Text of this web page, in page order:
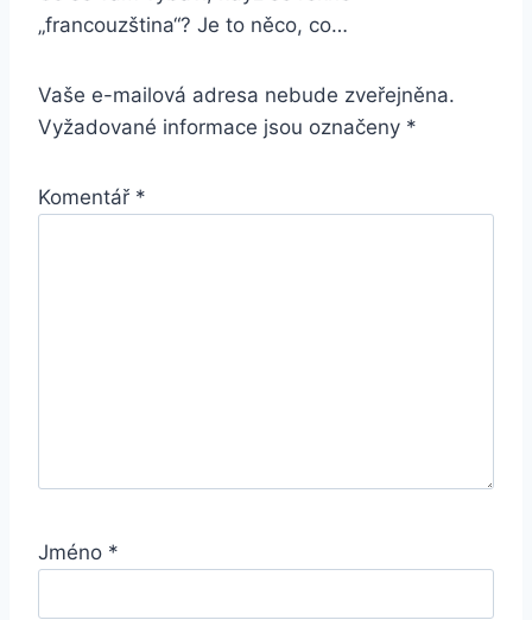
„francouzština“? Je to něco, co…
Vaše e-mailová adresa nebude zveřejněna.
Vyžadované informace jsou označeny *
Komentář *
Jméno *